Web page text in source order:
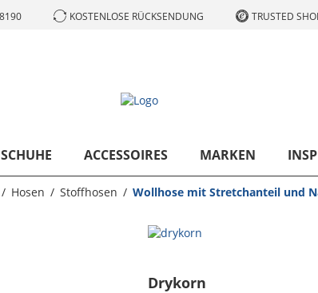
KOSTENLOSE RÜCKSENDUNG TRUSTED
SCHUHE ACCESSOIRES MARKEN
Hosen Stoffhosen Wollhose mit Stretchanteil und
Drykorn